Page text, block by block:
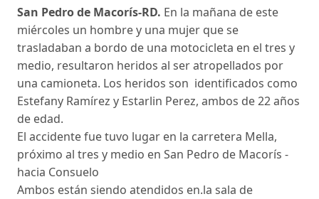
San Pedro de Macorís-RD. En la mañana de este
miércoles un hombre y una mujer que se
trasladaban a bordo de una motocicleta en el tres y
medio, resultaron heridos al ser atropellados por
una camioneta. Los heridos son identificados como
Estefany Ramírez y Estarlin Perez, ambos de 22 años
de edad.
El accidente fue tuvo lugar en la carretera Mella,
próximo al tres y medio en San Pedro de Macorís -
hacia Consuelo
Ambos están siendo atendidos en.la sala de